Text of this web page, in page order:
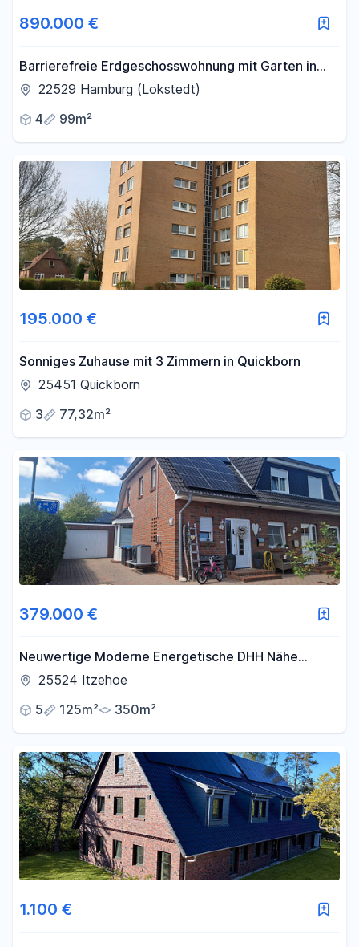
890.000 €
Barrierefreie Erdgeschosswohnung mit Garten in
Hamburg-Lokstedt
22529 Hamburg (Lokstedt)
4
99m²
195.000 €
Sonniges Zuhause mit 3 Zimmern in Quickborn
25451 Quickborn
3
77,32m²
379.000 €
Neuwertige Moderne Energetische DHH Nähe
Klinikum
25524 Itzehoe
5
125m² 350m²
1.100 €